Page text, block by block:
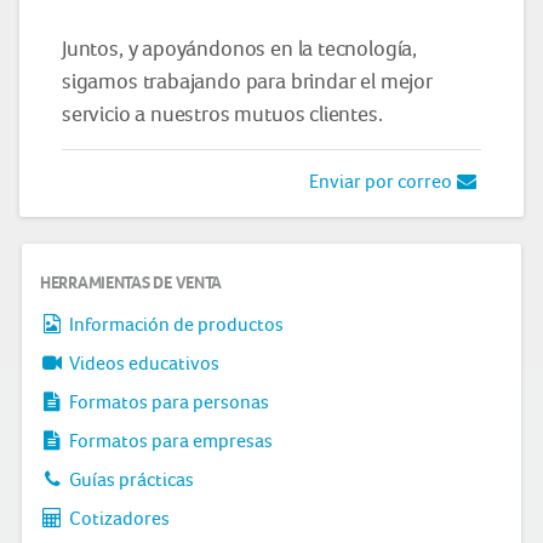
Juntos, y apoyándonos en la tecnología,
sigamos trabajando para brindar el mejor
servicio a nuestros mutuos clientes.
Enviar por correo
HERRAMIENTAS DE VENTA
Información de productos
Videos educativos
Formatos para personas
Formatos para empresas
Guías prácticas
Cotizadores